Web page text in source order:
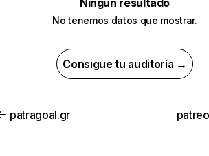
Ningún resultado
No tenemos datos que mostrar.
Consigue tu auditoría →
patragoal.gr